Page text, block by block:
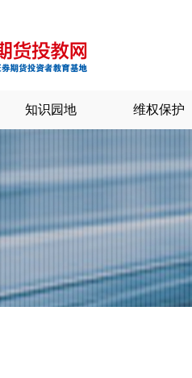
知识园地 维权保护